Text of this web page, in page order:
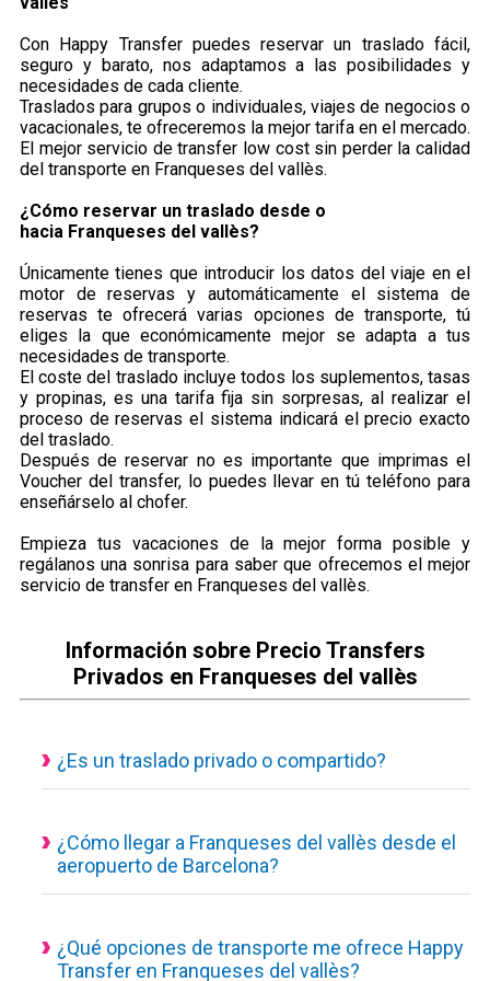
Con Happy Transfer puedes reservar un traslado fácil,
seguro y barato, nos adaptamos a las posibilidades y
necesidades de cada cliente.
Traslados para grupos o individuales, viajes de negocios o
vacacionales, te ofreceremos la mejor tarifa en el mercado.
El mejor servicio de transfer low cost sin perder la calidad
del transporte en Franqueses del vallès.
¿Cómo reservar un traslado desde o
hacia Franqueses del vallès?
Únicamente tienes que introducir los datos del viaje en el
motor de reservas y automáticamente el sistema de
reservas te ofrecerá varias opciones de transporte, tú
eliges la que económicamente mejor se adapta a tus
necesidades de transporte.
El coste del traslado incluye todos los suplementos, tasas
y propinas, es una tarifa fija sin sorpresas, al realizar el
proceso de reservas el sistema indicará el precio exacto
del traslado.
Después de reservar no es importante que imprimas el
Voucher del transfer, lo puedes llevar en tú teléfono para
enseñárselo al chofer.
Empieza tus vacaciones de la mejor forma posible y
regálanos una sonrisa para saber que ofrecemos el mejor
servicio de transfer en Franqueses del vallès.
Información sobre Precio Transfers
Privados en Franqueses del vallès
¿Es un traslado privado o compartido?
Todos nuestros servicios de transporte disponibles son
el vehículo es de uso exclusivo para ti y tus acompañantes.
¿Cómo llegar a Franqueses del vallès desde el
aeropuerto de Barcelona?
Traslado desde el aeropuerto a Franqueses del vallès con un
calculadora de reservas el tiempo estimado del trayecto, los
kilómetros hasta tú destino y el precio final a pagar.
¿Qué opciones de transporte me ofrece Happy
Transfer en Franqueses del vallès?